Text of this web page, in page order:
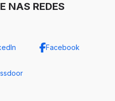
NAS REDES
Facebook